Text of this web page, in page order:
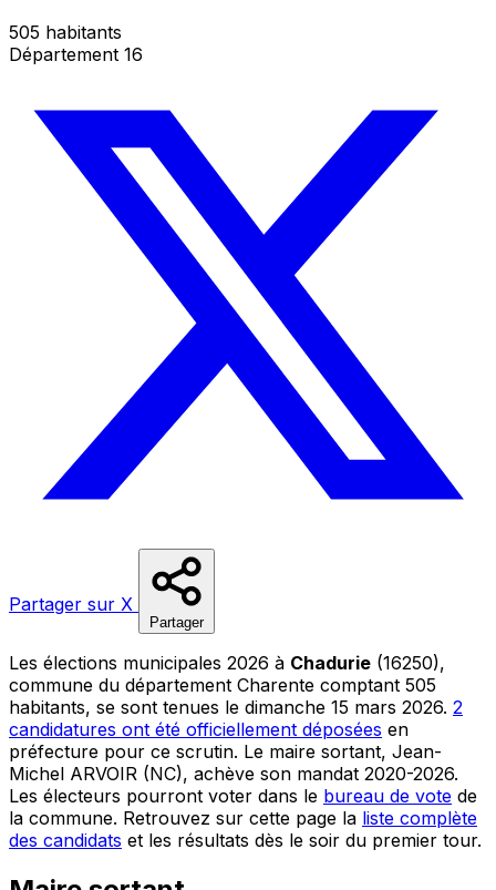
505 habitants
Département 16
Partager sur X
Partager
Les élections municipales 2026 à Chadurie (16250),
commune du département Charente comptant 505
habitants, se sont tenues le dimanche 15 mars 2026. 2
candidatures ont été officiellement déposées en
préfecture pour ce scrutin. Le maire sortant, Jean-
Michel ARVOIR (NC), achève son mandat 2020-2026.
Les électeurs pourront voter dans le bureau de vote de
la commune. Retrouvez sur cette page la liste complète
des candidats et les résultats dès le soir du premier tour.